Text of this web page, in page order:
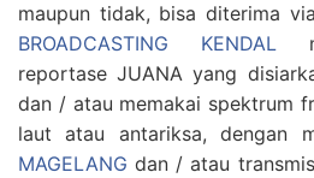
maupun tidak, bisa diterima
BROADCASTING KENDAL
reportase JUANA yang
dan / atau memakai spektrum
laut atau antariksa, dengan
MAGELANG dan / atau